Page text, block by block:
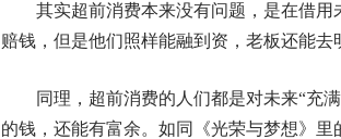
其实超前消费本来没有问题，是在借
赔钱，但是他们照样能融到资，老板还能
同理，超前消费的人们都是对未来“充
的钱，还能有富余。如同《光荣与梦想》